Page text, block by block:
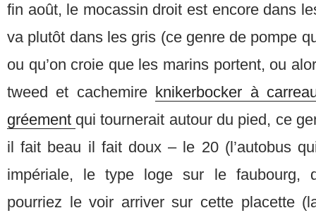
fin août, le mocassin droit est encore dans
va plutôt dans les gris (ce genre de pompe
ou qu’on croie que les marins portent, ou
tweed et cachemire knikerbocker à
gréement qui tournerait autour du pied, ce
il fait beau il fait doux – le 20 (l’autobus
impériale, le type loge sur le faubourg,
pourriez le voir arriver sur cette placette